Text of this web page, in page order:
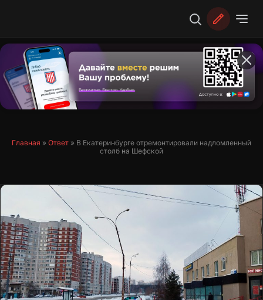
Главная » Ответ » В Екатеринбурге отремонтировали надломленный
столб на Шефской